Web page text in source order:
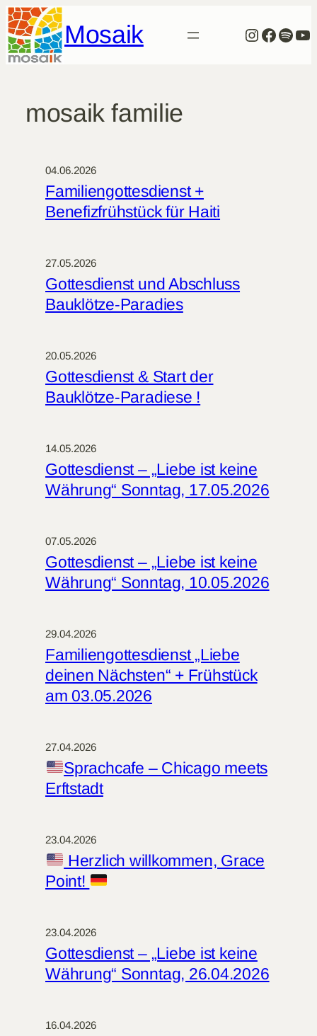
Zum
Inhalt
springen
Mosaik Instagram
mosaik familie
04.06.2026
Familiengottesdienst +
Benefizfrühstück für Haiti
27.05.2026
Gottesdienst und Abschluss
Bauklötze-Paradies
20.05.2026
Gottesdienst & Start der
Bauklötze-Paradiese !
14.05.2026
Gottesdienst – „Liebe ist keine
Währung“ Sonntag, 17.05.2026
07.05.2026
Gottesdienst – „Liebe ist keine
Währung“ Sonntag, 10.05.2026
29.04.2026
Familiengottesdienst „Liebe
deinen Nächsten“ + Frühstück
am 03.05.2026
27.04.2026
Sprachcafe – Chicago meets
Erftstadt
23.04.2026
Herzlich willkommen, Grace
Point!
23.04.2026
Gottesdienst – „Liebe ist keine
Währung“ Sonntag, 26.04.2026
16.04.2026